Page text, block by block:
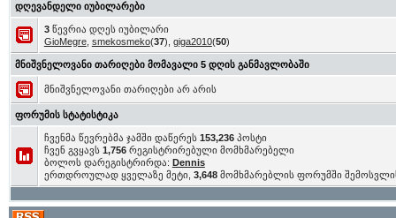
დღევანდელი იუბილარები
3წევრია დღეს იუბილარი
GioMegre, smekosmeko(37), giga2010(50)
მნიშვნელოვანი თარიღები მომავალი 5 დღის განმავლობაში
მნიშვნელოვანი თარიღები არ არის
ფორუმის სტატისტიკა
ჩვენმა წევრებმა ჯამში დაწერეს 153,236პოსტი
ჩვენ გვყავს 1,756რეგისტრირებული მომხმარებელი
ბოლოს დარეგისტრირდა: Dennis
ერთდროულად ყველაზე მეტი, 3,648მომხმარებლის ფორუმში